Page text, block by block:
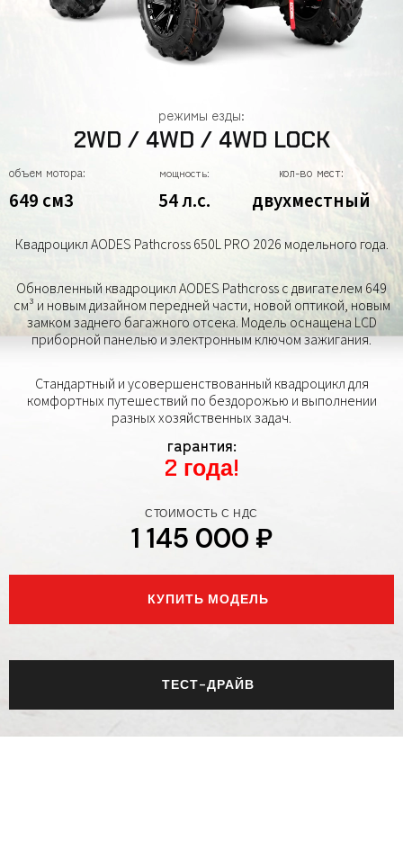
режимы езды:
2WD / 4WD / 4WD LOCK
объем мотора:
649 см3
мощность:
54 л.с.
кол-во мест:
двухместный
Квадроцикл AODES Pathcross 650L PRO 2026 модельного года.
Обновленный квадроцикл AODES Pathcross с двигателем 649
см³ и новым дизайном передней части, новой оптикой, новым
замком заднего багажного отсека. Модель оснащена LCD
приборной панелью и электронным ключом зажигания.
Стандартный и усовершенствованный квадроцикл для
комфортных путешествий по бездорожью и выполнении
разных хозяйственных задач.
гарантия:
2 года!
СТОИМОСТЬ С НДС
1 145 000 ₽
КУПИТЬ МОДЕЛЬ
ТЕСТ-ДРАЙВ